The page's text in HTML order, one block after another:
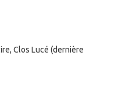
Clos Lucé (dernière